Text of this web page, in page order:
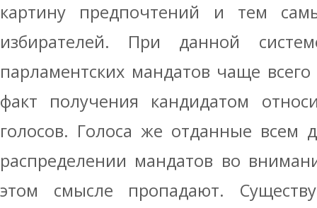
картину предпочтений и тем
избирателей. При данной
парламентских мандатов чаще
факт получения кандидатом
голосов. Голоса же отданные всем
распределении мандатов во
этом смысле пропадают.